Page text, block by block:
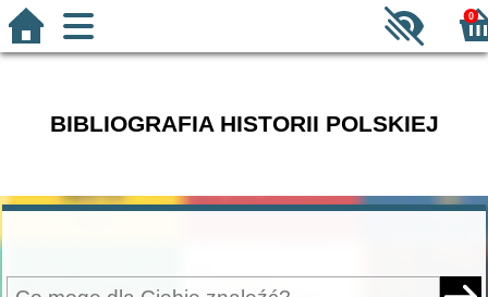
0
BIBLIOGRAFIA HISTORII POLSKIEJ